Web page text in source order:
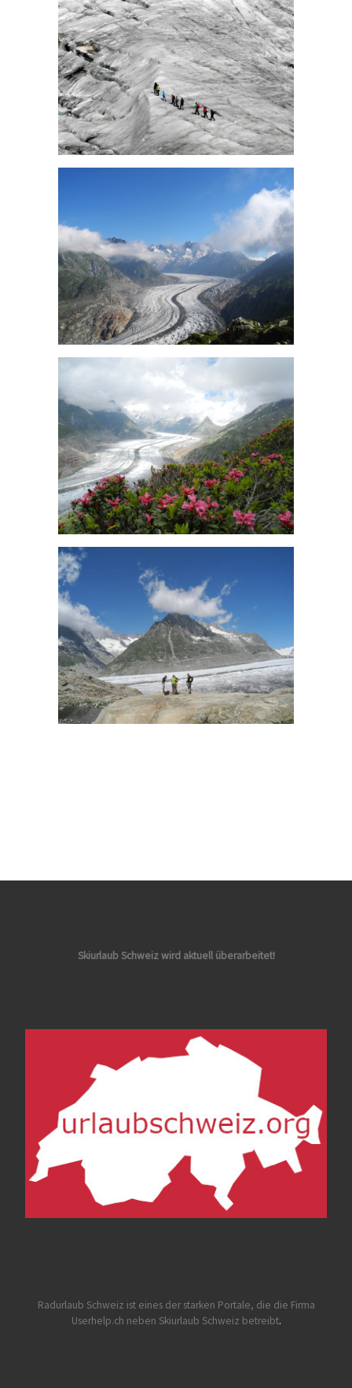
Skiurlaub Schweiz wird aktuell überarbeitet!
Radurlaub Schweiz ist eines der starken Portale, die die Firma
Userhelp.ch neben Skiurlaub Schweiz betreibt.